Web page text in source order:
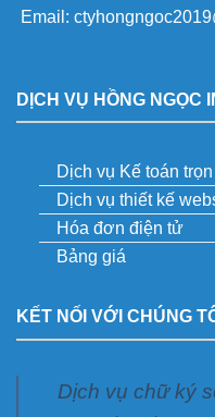
Email:
DỊCH VỤ HỒNG NGỌC
Dịch vụ Kế toán
Dịch vụ thiết kế
Hóa đơn điện tử
Bảng giá
KẾT NỐI VỚI CHÚNG
Dịch vụ chữ ký